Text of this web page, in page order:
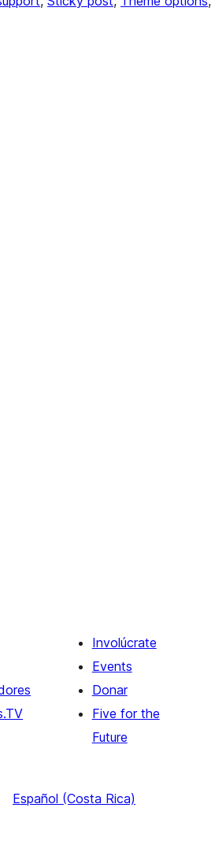
Involúcrate
Events
Donar
Five for the
Future
Español (Costa Rica)